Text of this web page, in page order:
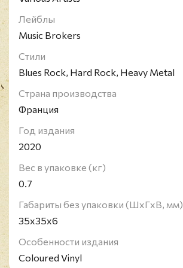
Лейблы
Music Brokers
Стили
Blues Rock, Hard Rock, Heavy Metal
Страна производства
Франция
Год издания
2020
Вес в упаковке (кг)
0.7
Габариты без упаковки (ШxГxВ, мм)
35x35x6
Особенности издания
Coloured Vinyl